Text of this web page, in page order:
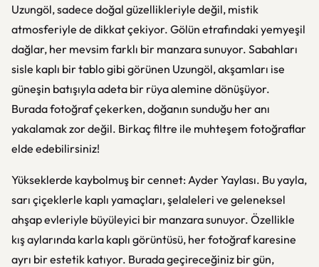
Uzungöl, sadece doğal güzellikleriyle değil, mistik
atmosferiyle de dikkat çekiyor. Gölün etrafındaki yemyeşil
dağlar, her mevsim farklı bir manzara sunuyor. Sabahları
sisle kaplı bir tablo gibi görünen Uzungöl, akşamları ise
güneşin batışıyla adeta bir rüya alemine dönüşüyor.
Burada fotoğraf çekerken, doğanın sunduğu her anı
yakalamak zor değil. Birkaç filtre ile muhteşem fotoğraflar
elde edebilirsiniz!
Yükseklerde kaybolmuş bir cennet: Ayder Yaylası. Bu yayla,
sarı çiçeklerle kaplı yamaçları, şelaleleri ve geleneksel
ahşap evleriyle büyüleyici bir manzara sunuyor. Özellikle
kış aylarında karla kaplı görüntüsü, her fotoğraf karesine
ayrı bir estetik katıyor. Burada geçireceğiniz bir gün,